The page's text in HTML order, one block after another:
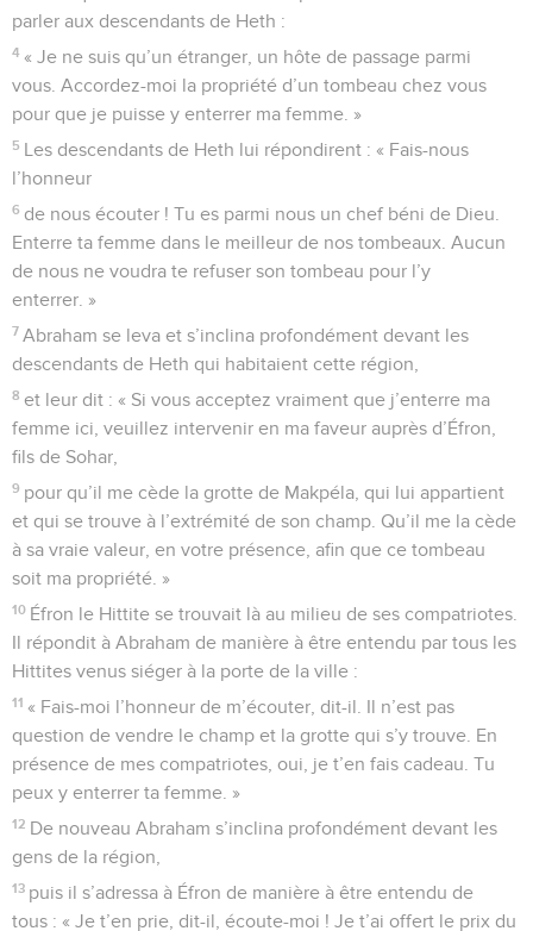
parler aux descendants de Heth :
4 « Je ne suis qu’un étranger, un hôte de passage parmi
vous. Accordez-moi la propriété d’un tombeau chez vous
pour que je puisse y enterrer ma femme. »
5 Les descendants de Heth lui répondirent : « Fais-nous
l’honneur
6 de nous écouter ! Tu es parmi nous un chef béni de Dieu.
Enterre ta femme dans le meilleur de nos tombeaux. Aucun
de nous ne voudra te refuser son tombeau pour l’y
enterrer. »
7 Abraham se leva et s’inclina profondément devant les
descendants de Heth qui habitaient cette région,
8 et leur dit : « Si vous acceptez vraiment que j’enterre ma
femme ici, veuillez intervenir en ma faveur auprès d’Éfron,
fils de Sohar,
9 pour qu’il me cède la grotte de Makpéla, qui lui appartient
et qui se trouve à l’extrémité de son champ. Qu’il me la cède
à sa vraie valeur, en votre présence, afin que ce tombeau
soit ma propriété. »
10 Éfron le Hittite se trouvait là au milieu de ses compatriotes.
Il répondit à Abraham de manière à être entendu par tous les
Hittites venus siéger à la porte de la ville :
11 « Fais-moi l’honneur de m’écouter, dit-il. Il n’est pas
question de vendre le champ et la grotte qui s’y trouve. En
présence de mes compatriotes, oui, je t’en fais cadeau. Tu
peux y enterrer ta femme. »
12 De nouveau Abraham s’inclina profondément devant les
gens de la région,
13 puis il s’adressa à Éfron de manière à être entendu de
tous : « Je t’en prie, dit-il, écoute-moi ! Je t’ai offert le prix du